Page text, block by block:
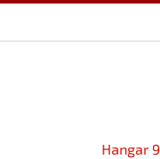
Hangar 9